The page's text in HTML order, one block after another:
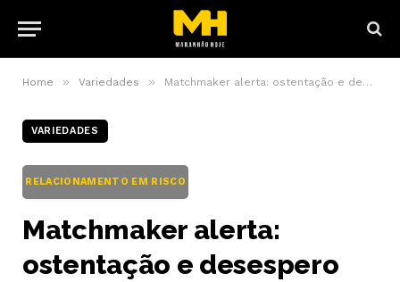
Home » Variedades » Matchmaker alerta: ostentação e desespero podem afastar quem busca um relacionamento sério
VARIEDADES
RELACIONAMENTO EM RISCO
Matchmaker alerta:
ostentação e desespero